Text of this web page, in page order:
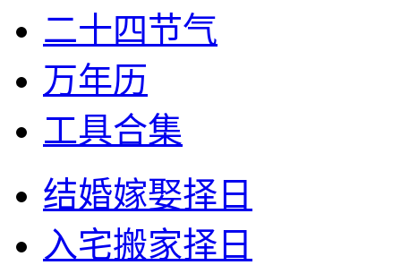
二十四节气
万年历
工具合集
结婚嫁娶择日
入宅搬家择日